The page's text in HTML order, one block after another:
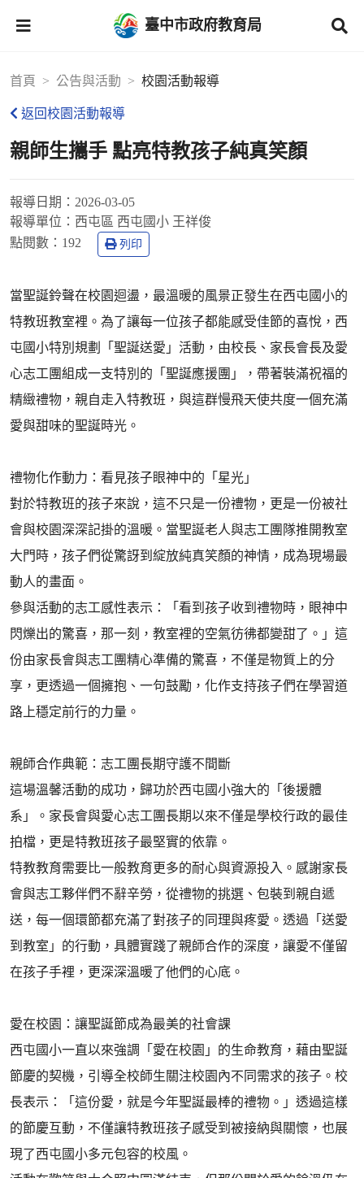
臺中市政府教育局
首頁 公告與活動 校園活動報導
返回校園活動報導
親師生攜手 點亮特教孩子純真笑顏
報導日期： 2026-03-05
報導單位： 西屯區 西屯國小 王祥俊
點閱數： 192 列印
當聖誕鈴聲在校園迴盪，最溫暖的風景正發生在西屯國小的
特教班教室裡。為了讓每一位孩子都能感受佳節的喜悅，西
屯國小特別規劃「聖誕送愛」活動，由校長、家長會長及愛
心志工團組成一支特別的「聖誕應援團」，帶著裝滿祝福的
精緻禮物，親自走入特教班，與這群慢飛天使共度一個充滿
愛與甜味的聖誕時光。
禮物化作動力：看見孩子眼神中的「星光」
對於特教班的孩子來說，這不只是一份禮物，更是一份被社
會與校園深深記掛的溫暖。當聖誕老人與志工團隊推開教室
大門時，孩子們從驚訝到綻放純真笑顏的神情，成為現場最
動人的畫面。
參與活動的志工感性表示：「看到孩子收到禮物時，眼神中
閃爍出的驚喜，那一刻，教室裡的空氣彷彿都變甜了。」這
份由家長會與志工團精心準備的驚喜，不僅是物質上的分
享，更透過一個擁抱、一句鼓勵，化作支持孩子們在學習道
路上穩定前行的力量。
親師合作典範：志工團長期守護不間斷
這場溫馨活動的成功，歸功於西屯國小強大的「後援體
系」。家長會與愛心志工團長期以來不僅是學校行政的最佳
拍檔，更是特教班孩子最堅實的依靠。
特教教育需要比一般教育更多的耐心與資源投入。感謝家長
會與志工夥伴們不辭辛勞，從禮物的挑選、包裝到親自遞
送，每一個環節都充滿了對孩子的同理與疼愛。透過「送愛
到教室」的行動，具體實踐了親師合作的深度，讓愛不僅留
在孩子手裡，更深深溫暖了他們的心底。
愛在校園：讓聖誕節成為最美的社會課
西屯國小一直以來強調「愛在校園」的生命教育，藉由聖誕
節慶的契機，引導全校師生關注校園內不同需求的孩子。校
長表示：「這份愛，就是今年聖誕最棒的禮物。」透過這樣
的節慶互動，不僅讓特教班孩子感受到被接納與關懷，也展
現了西屯國小多元包容的校風。